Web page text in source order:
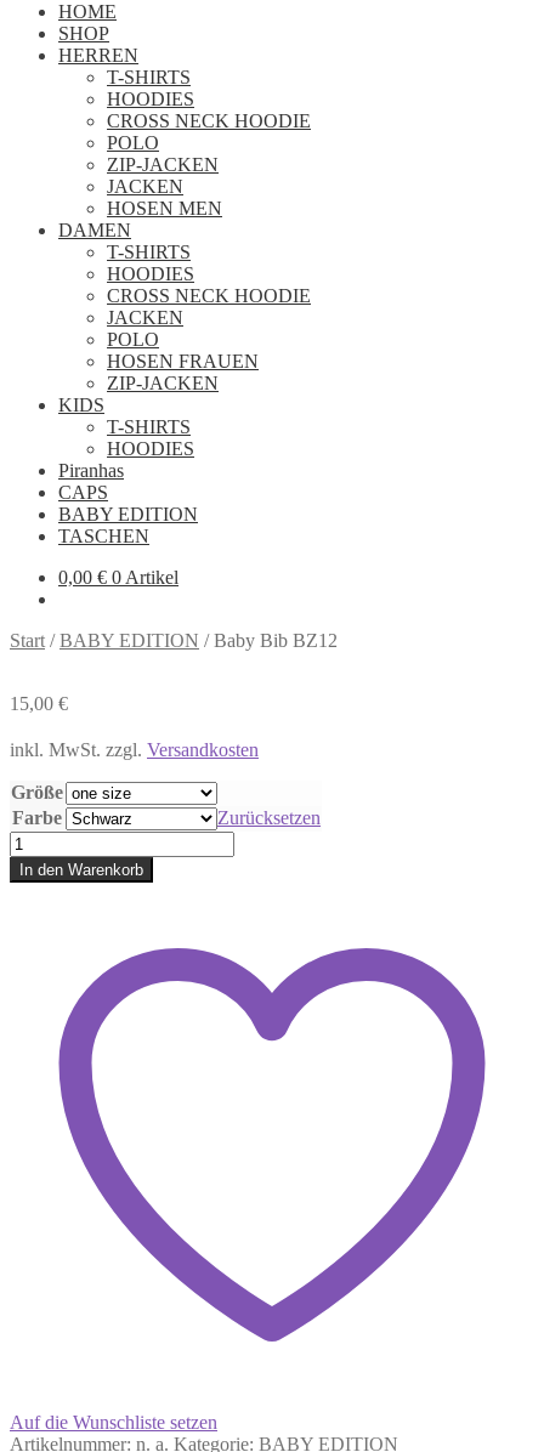
HOME
SHOP
HERREN
T-SHIRTS
HOODIES
CROSS NECK HOODIE
POLO
ZIP-JACKEN
JACKEN
HOSEN MEN
DAMEN
T-SHIRTS
HOODIES
CROSS NECK HOODIE
JACKEN
POLO
HOSEN FRAUEN
ZIP-JACKEN
KIDS
T-SHIRTS
HOODIES
Piranhas
CAPS
BABY EDITION
TASCHEN
0,00 € 0 Artikel
Start /BABY EDITION /Baby Bib BZ12
15,00 €
inkl. MwSt. zzgl. Versandkosten
Größe
Farbe
Zurücksetzen
Baby
Bib
BZ12
In den Warenkorb
Auf die Wunschliste setzen
Artikelnummer: n. a. Kategorie: BABY EDITION